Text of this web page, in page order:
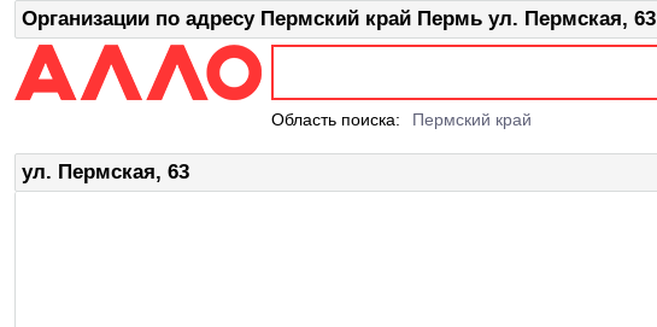
Организации по адресу Пермский край Пермь ул. Пермская, 63
Область поиска: Пермский край
ул. Пермская, 63